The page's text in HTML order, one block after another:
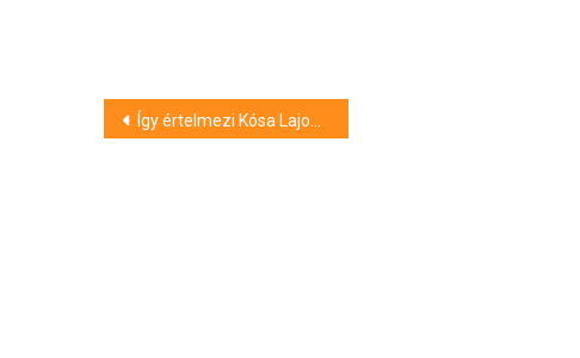
Bejegyzés
Így értelmezi Kósa Lajos a Fidesz “őszödi beszédét”